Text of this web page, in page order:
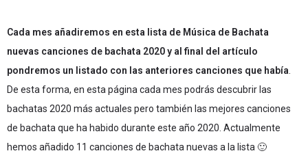
Cada mes añadiremos en esta lista de Música de Bachata
nuevas canciones de bachata 2020 y al final del artículo
pondremos un listado con las anteriores canciones que había
De esta forma, en esta página cada mes podrás descubrir las
bachatas 2020 más actuales pero también las mejores canciones
de bachata que ha habido durante este año 2020. Actualmente
hemos añadido 11 canciones de bachata nuevas a la lista 🙂